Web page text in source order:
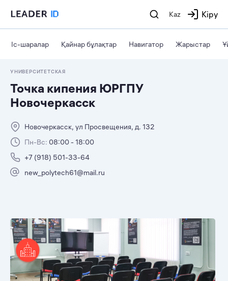
Kaz Кіру
Іс-шаралар Қайнар бұлақтар Навигатор Жарыстар
УНИВЕРСИТЕТСКАЯ
Точка кипения ЮРГПУ
Новочеркасск
Новочеркасск, ул Просвещения, д. 132
Пн-Вс: 08:00 - 18:00
+7 (918) 501-33-64
new_polytech61@mail.ru